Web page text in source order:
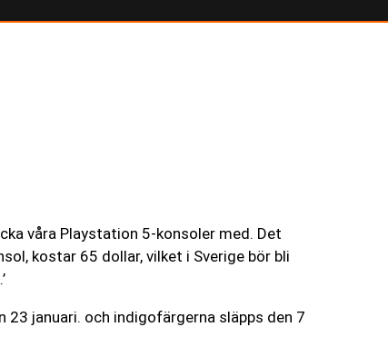
våra Playstation 5-konsoler med. Det
kostar 65 dollar, vilket i Sverige bör bli
januari. och indigofärgerna släpps den 7